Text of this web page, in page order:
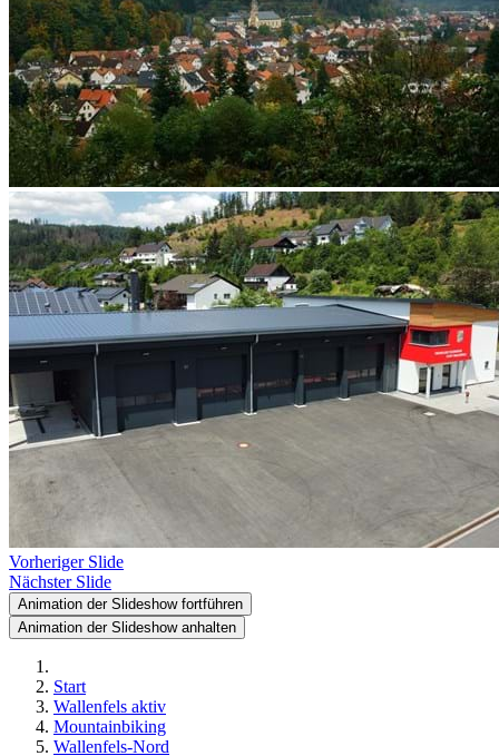
Vorheriger Slide
Nächster Slide
Animation der Slideshow fortführen
Animation der Slideshow anhalten
Start
Wallenfels aktiv
Mountainbiking
Wallenfels-Nord